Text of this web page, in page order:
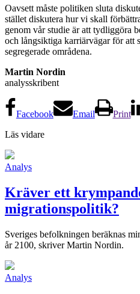
Oavsett måste politiken sluta
stället diskutera hur vi skall
genom vår studie är att tydliggöra
och långsiktiga karriärvägar för att
segregerade områdena.
Martin Nordin
analysskribent
Facebook Email Print
Läs vidare
Analys
Kräver ett
migrationspolitik?
Sveriges befolkningen beräknas
år 2100, skriver Martin Nordin.
Analys